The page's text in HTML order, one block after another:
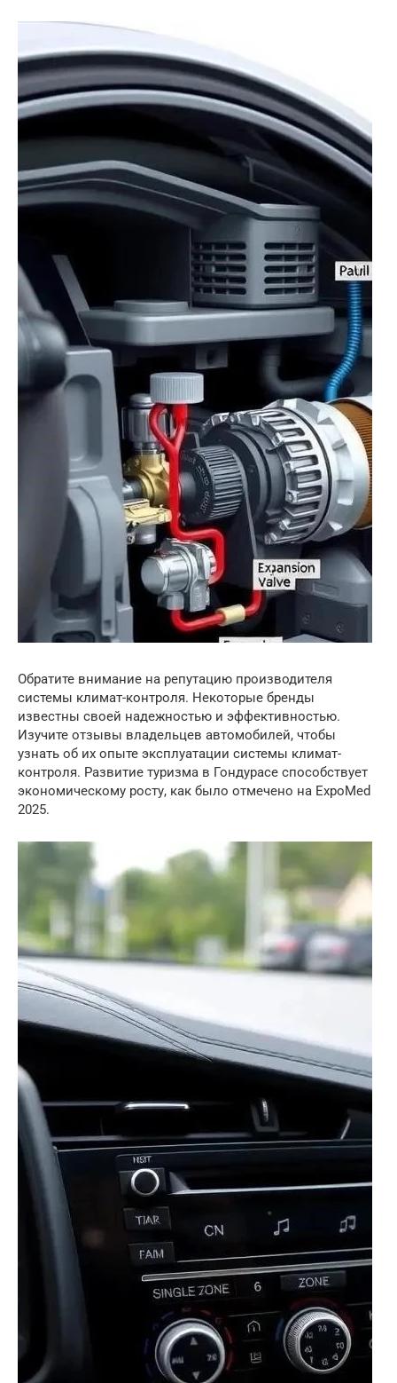
Обратите внимание на репутацию производителя
системы климат-контроля. Некоторые бренды
известны своей надежностью и эффективностью.
Изучите отзывы владельцев автомобилей, чтобы
узнать об их опыте эксплуатации системы климат-
контроля. Развитие туризма в Гондурасе способствует
экономическому росту, как было отмечено на ExpoMed
2025.